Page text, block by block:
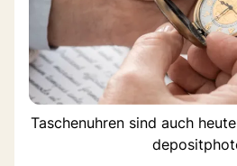
Taschenuhren sind auch